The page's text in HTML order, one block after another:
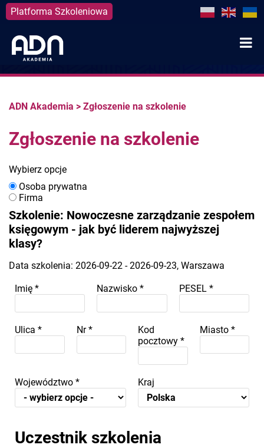
Platforma Szkoleniowa
content
ADN Akademia > Zgłoszenie na szkolenie
Zgłoszenie na szkolenie
Wybierz opcje
Osoba prywatna
Firma
Szkolenie: Nowoczesne zarządzanie zespołem
księgowym - jak być liderem najwyższej
klasy?
Data szkolenia: 2026-09-22 - 2026-09-23, Warszawa
Imię * Nazwisko* PESEL *
Ulica * Nr*
Kod
pocztowy *
Miasto *
Województwo * Kraj
Uczestnik szkolenia